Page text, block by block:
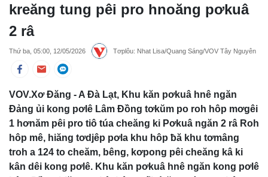
kreăng tung pêi pro hnoăng pơkuâ
2 râ
Thứ ba, 05:00, 12/05/2026 Tơplôu: Nhat Lisa/Quang Sáng/VOV Tây Nguyên
VOV.Xơ Đăng - A Đà Lạt, Khu kăn pơkuâ hnê ngăn
Đảng ủi kong pơlê Lâm Đồng tơkŭm po roh hôp mơgêi
1 hơnăm pêi pro tiô túa cheăng ki Pơkuâ ngăn 2 râ Roh
hôp mê, hiăng tơdjêp pơla khu hôp ƀă khu tơmâng
troh a 124 to cheăm, bêng, kơpong pêi cheăng kâ ki
kân dêi kong pơlê. Khu kăn pơkuâ hnê ngăn kong pơlê